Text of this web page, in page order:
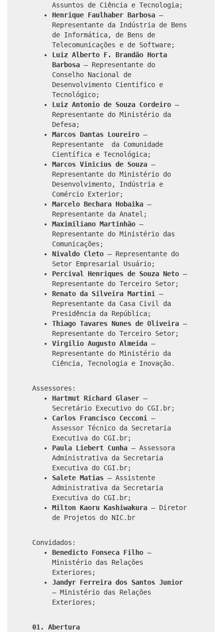
Assuntos de Ciência e Tecnologia;
Henrique Faulhaber Barbosa –
Representante da Indústria de Bens
de Informática, de Bens de
Telecomunicações e de Software;
Luiz Alberto F. Brandão Horta
Barbosa – Representante do
Conselho Nacional de
Desenvolvimento Cientifico e
Tecnológico;
Luiz Antonio de Souza Cordeiro –
Representante do Ministério da
Defesa;
Marcos Dantas Loureiro –
Representante da Comunidade
Científica e Tecnológica;
Marcos Vinicius de Souza –
Representante do Ministério do
Desenvolvimento, Indústria e
Comércio Exterior;
Marcelo Bechara Hobaika –
Representante da Anatel;
Maximiliano Martinhão –
Representante do Ministério das
Comunicações;
Nivaldo Cleto – Representante do
Setor Empresarial Usuário;
Percival Henriques de Souza Neto –
Representante do Terceiro Setor;
Renato da Silveira Martini
–
Representante da Casa Civil da
Presidência da República;
Thiago Tavares Nunes de Oliveira –
Representante do Terceiro Setor;
Virgilio Augusto Almeida –
Representante do Ministério da
Ciência, Tecnologia e Inovação.
Assessores:
Hartmut Richard Glaser –
Secretário Executivo do CGI.br;
Carlos Francisco Cecconi
–
Assessor Técnico da Secretaria
Executiva do CGI.br;
Paula Liebert Cunha – Assessora
Administrativa da Secretaria
Executiva do CGI.br;
Salete Matias – Assistente
Administrativa da Secretaria
Executiva do CGI.br;
Milton Kaoru Kashiwakura – Diretor
de Projetos do NIC.br
Convidados:
Benedicto Fonseca Filho –
Ministério das Relações
Exteriores;
Jandyr Ferreira dos Santos Junior
– Ministério das Relações
Exteriores;
01. Abertura